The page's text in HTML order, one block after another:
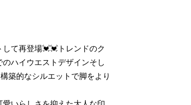
て再登場💓💓トレンドのク
ハイウエストデザインそし
築的なシルエットで脚をより